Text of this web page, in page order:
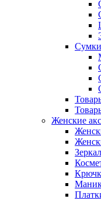
Сумки
Женские